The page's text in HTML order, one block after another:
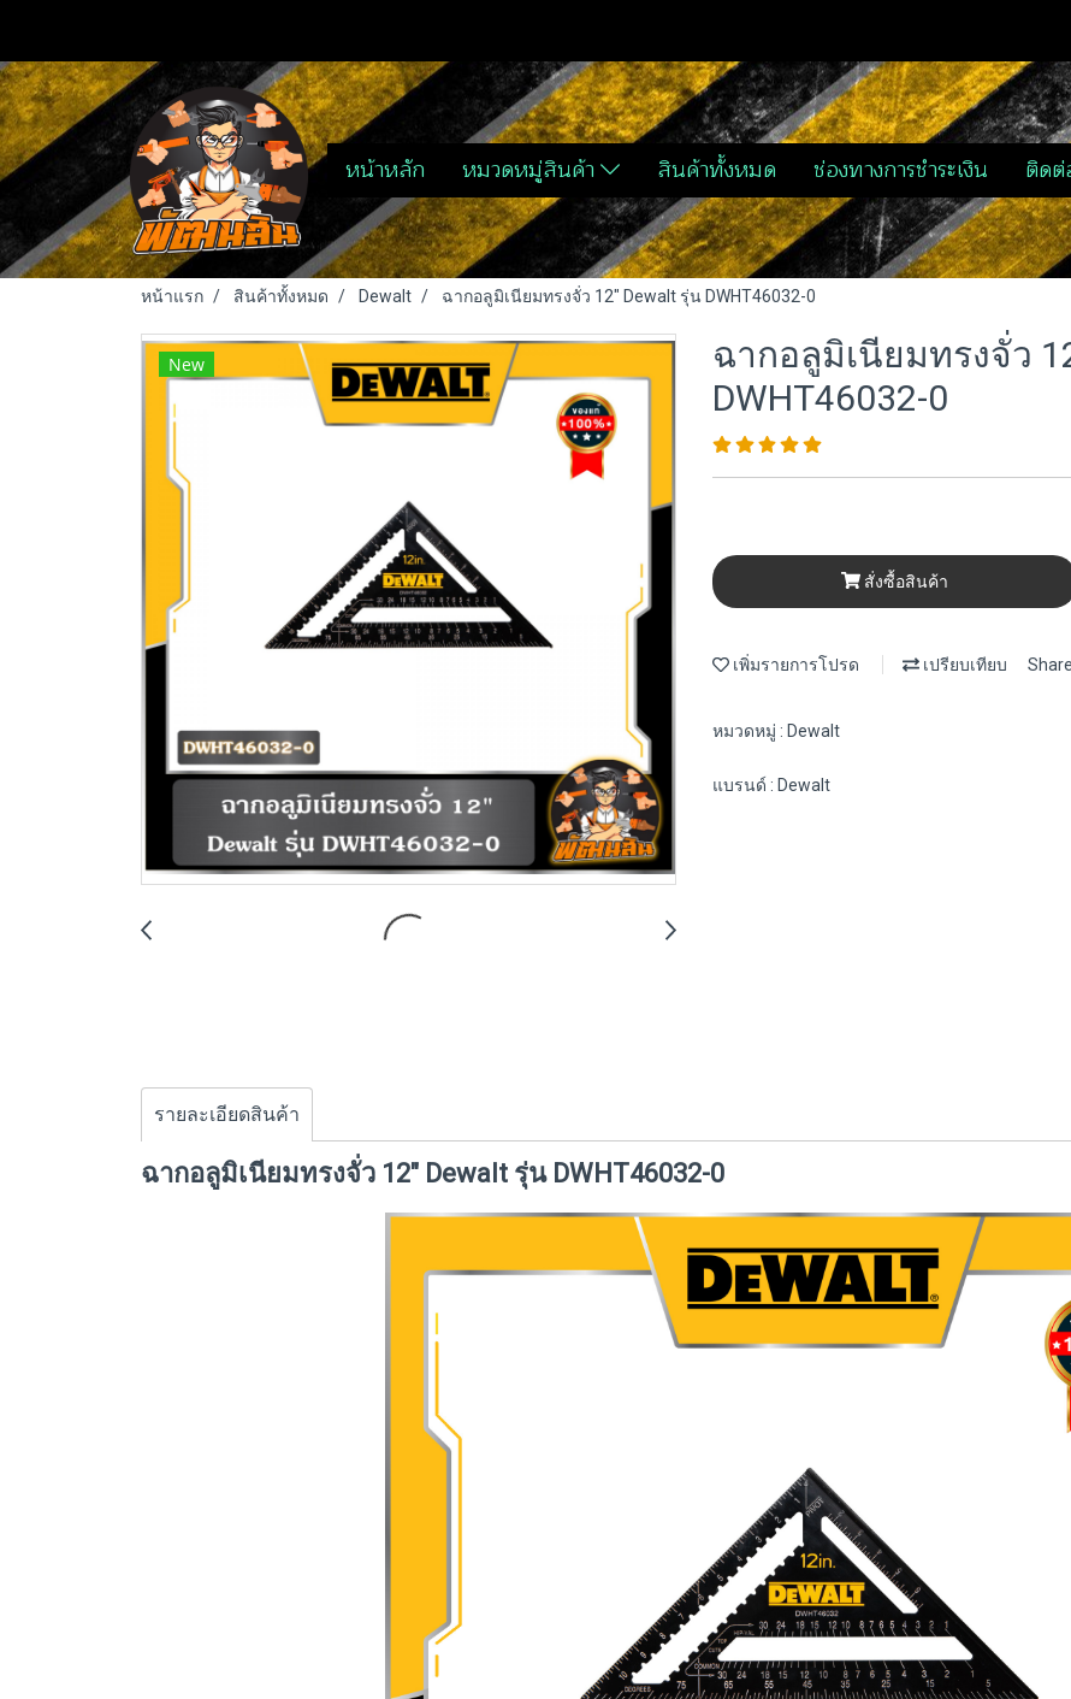
หน้าหลัก หมวดหมู่สินค้า สินค้าทั้งหมด ช่องทางการชำระเงิน ติดต่
หน้าแรก สินค้าทั้งหมด Dewalt ฉากอลูมิเนียมทรงจั่ว 12" Dewalt รุ่น DWHT46032-0
New
ฉากอลูมิเนียมทรงจั่ว
DWHT46032-0
สั่งซื้อสินค้า
เพิ่มรายการโปรด เปรียบเทียบ Share
หมวดหมู่ : Dewalt
แบรนด์ : Dewalt
รายละเอียดสินค้า
ฉากอลูมิเนียมทรงจั่ว 12" Dewalt รุ่น DWHT46032-0